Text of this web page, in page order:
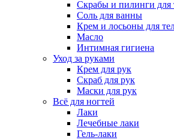
Скрабы и пилинги для
Соль для ванны
Крем и лосьоны для
Масло
Интимная гигиена
Уход за руками
Крем для рук
Скраб для рук
Маски для рук
Всё для ногтей
Лаки
Лечебные лаки
Гель-лаки